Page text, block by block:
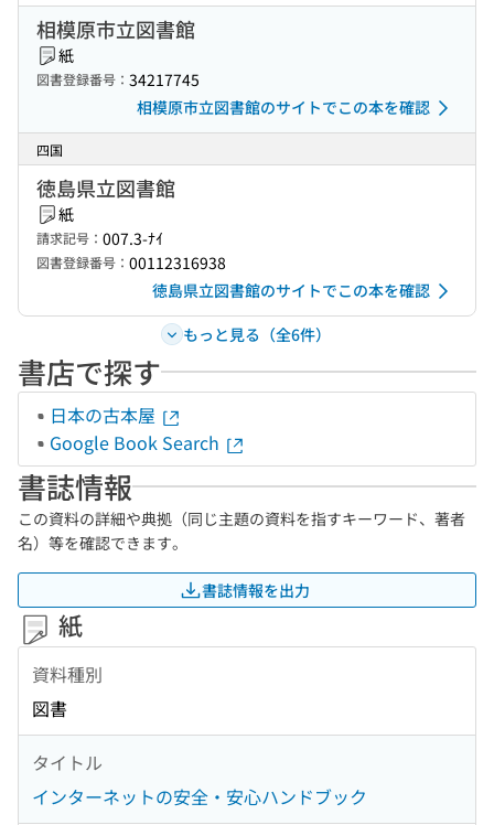
相模原市立図書館
紙
図書登録番号： 34217745
相模原市立図書館のサイトでこの本を確認
四国
徳島県立図書館
紙
請求記号： 007.3-ﾅｲ
図書登録番号： 00112316938
徳島県立図書館のサイトでこの本を確認
もっと見る（全6件）
書店で探す
日本の古本屋
Google Book Search
書誌情報
この資料の詳細や典拠（同じ主題の資料を指すキーワード、著者
名）等を確認できます。
書誌情報を出力
紙
資料種別
図書
タイトル
インターネットの安全・安心ハンドブック